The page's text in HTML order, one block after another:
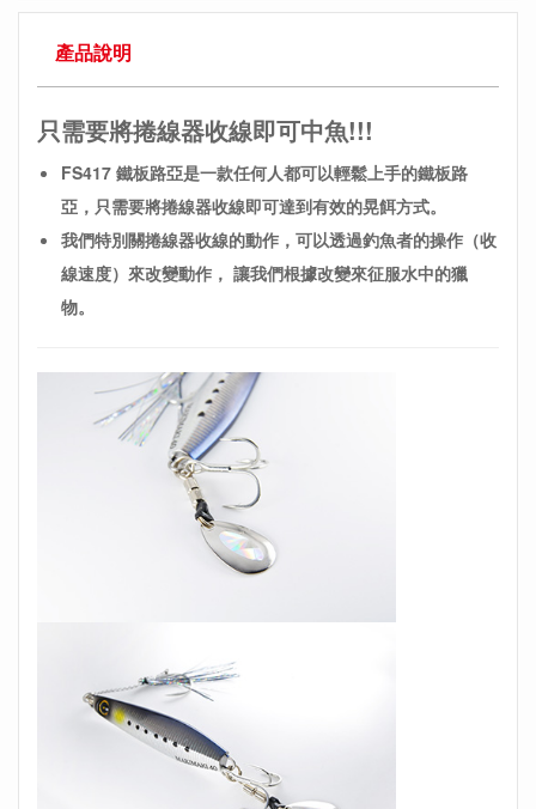
產品說明
只需要將捲線器收線即可中魚!!!
FS417 鐵板路亞是一款任何人都可以輕鬆上手的鐵板路
亞，只需要將捲線器收線即可達到有效的晃餌方式。
我們特別關捲線器收線的動作，可以透過釣魚者的操作（收
線速度）來改變動作， 讓我們根據改變來征服水中的獵
物。